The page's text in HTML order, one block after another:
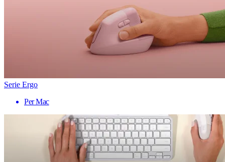
Serie Ergo
Per Mac